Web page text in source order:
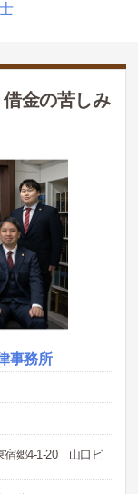
借金の苦しみ
事務所
宿郷4-1-20 山口ビ